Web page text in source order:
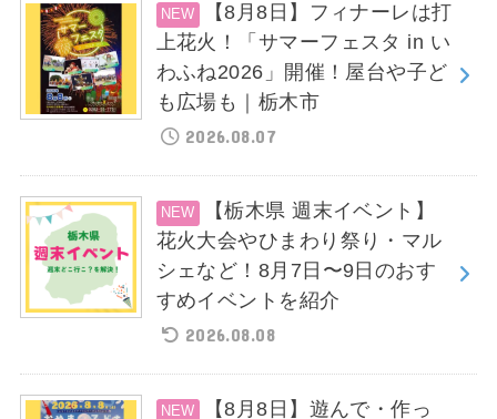
【8月8日】フィナーレは打
上花火！「サマーフェスタ in い
わふね2026」開催！屋台や子ど
も広場も｜栃木市
2026.08.07
【栃木県 週末イベント】
花火大会やひまわり祭り・マル
シェなど！8月7日〜9日のおす
すめイベントを紹介
2026.08.08
【8月8日】遊んで・作っ